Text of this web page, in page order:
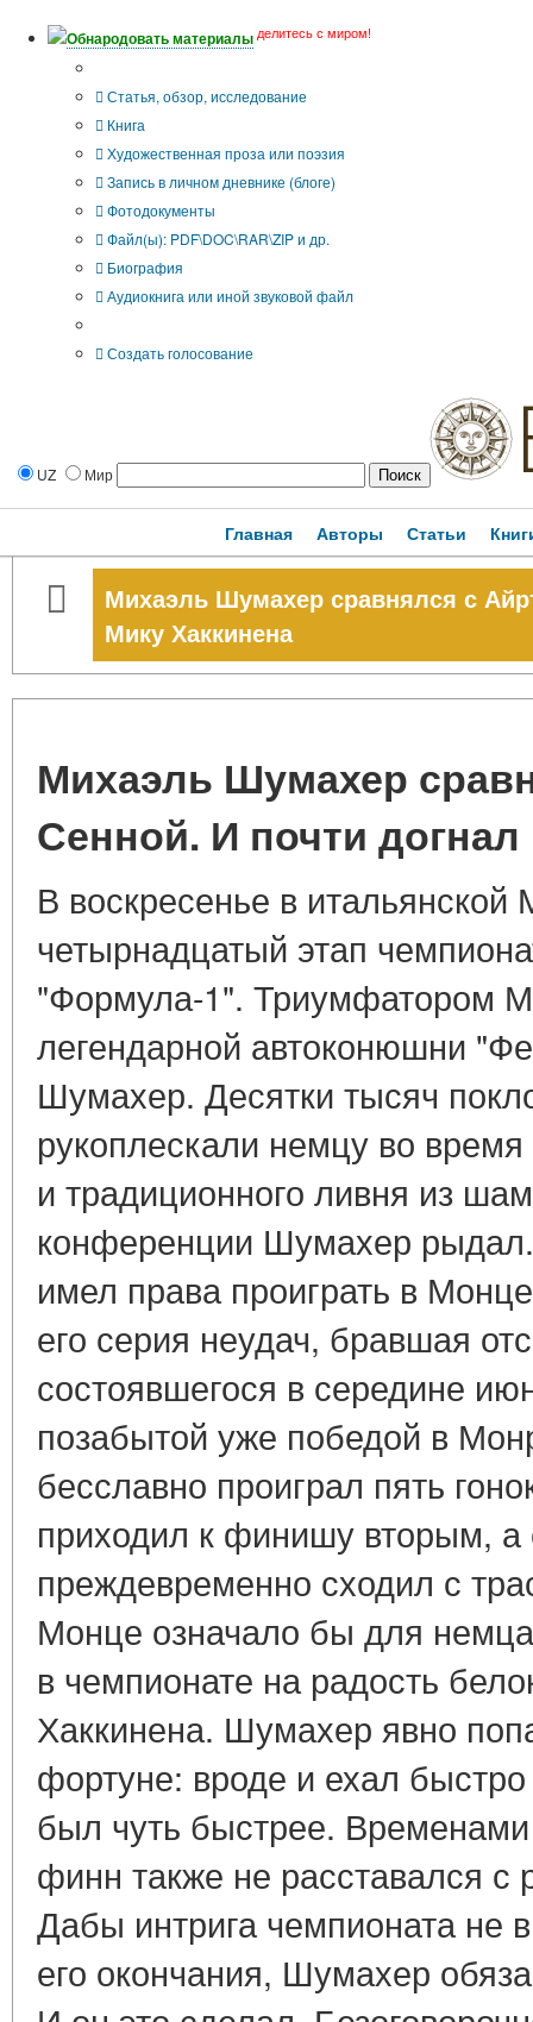
Обнародовать материалы делитесь с миром!
Статья, обзор, исследование
Книга
Художественная проза или поэзия
Запись в личном дневнике (блоге)
Фотодокументы
Файл(ы): PDF\DOC\RAR\ZIP и др.
Биография
Аудиокнига или иной звуковой файл
Создать голосование
UZ Мир
Главная Авторы Статьи
Михаэль Шумахер сравнялся с
Мику Хаккинена
Михаэль Шумахер
Сенной. И почти
В воскресенье в итальянской
четырнадцатый этап
"Формула-1". Триумфатором
легендарной автоконюшни
Шумахер. Десятки тысяч
рукоплескали немцу во
и традиционного ливня из
конференции Шумахер
имел права проиграть в
его серия неудач, бравшая
состоявшегося в середине
позабытой уже победой в
бесславно проиграл пять
приходил к финишу вторым,
преждевременно сходил с
Монце означало бы для
в чемпионате на радость
Хаккинена. Шумахер явно
фортуне: вроде и ехал
был чуть быстрее.
финн также не расставался с
Дабы интрига чемпионата не
его окончания, Шумахер